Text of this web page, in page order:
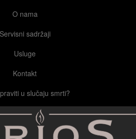
O nama
Servisni sadržaji
Usluge
Kontakt
u slučaju smrti?